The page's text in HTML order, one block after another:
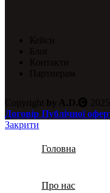
Кейси
Блог
Контакти
Партнерам
Copyright by A.D. 2025
Договір Публічної
Закрити
Головна
Про нас